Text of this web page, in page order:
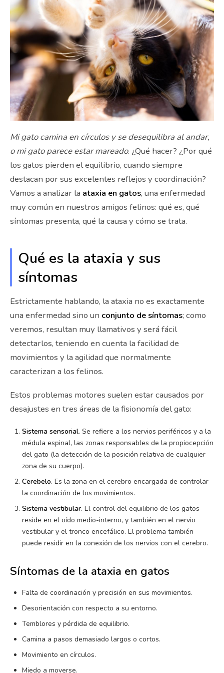
Mi gato camina en círculos y se desequilibra al andar,
o mi gato parece estar mareado. ¿Qué hacer? ¿Por qué
los gatos pierden el equilibrio, cuando siempre
destacan por sus excelentes reflejos y coordinación?
Vamos a analizar la ataxia en gatos, una enfermedad
muy común en nuestros amigos felinos: qué es, qué
síntomas presenta, qué la causa y cómo se trata.
Qué es la ataxia y sus
síntomas
Estrictamente hablando, la ataxia no es exactamente
una enfermedad sino un conjunto de síntomas; como
veremos, resultan muy llamativos y será fácil
detectarlos, teniendo en cuenta la facilidad de
movimientos y la agilidad que normalmente
caracterizan a los felinos.
Estos problemas motores suelen estar causados por
desajustes en tres áreas de la fisionomía del gato:
Sistema sensorial. Se refiere a los nervios periféricos y a la
médula espinal, las zonas responsables de la propiocepción
del gato (la detección de la posición relativa de cualquier
zona de su cuerpo).
Cerebelo. Es la zona en el cerebro encargada de controlar
la coordinación de los movimientos.
Sistema vestibular. El control del equilibrio de los gatos
reside en el oído medio-interno, y también en el nervio
vestibular y el tronco encefálico. El problema también
puede residir en la conexión de los nervios con el cerebro.
Síntomas de la ataxia en gatos
Falta de coordinación y precisión en sus movimientos.
Desorientación con respecto a su entorno.
Temblores y pérdida de equilibrio.
Camina a pasos demasiado largos o cortos.
Movimiento en círculos.
Miedo a moverse.